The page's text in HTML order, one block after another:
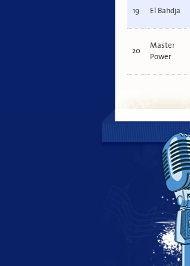
19 El Bahdja
20
Master
Power
Páginas